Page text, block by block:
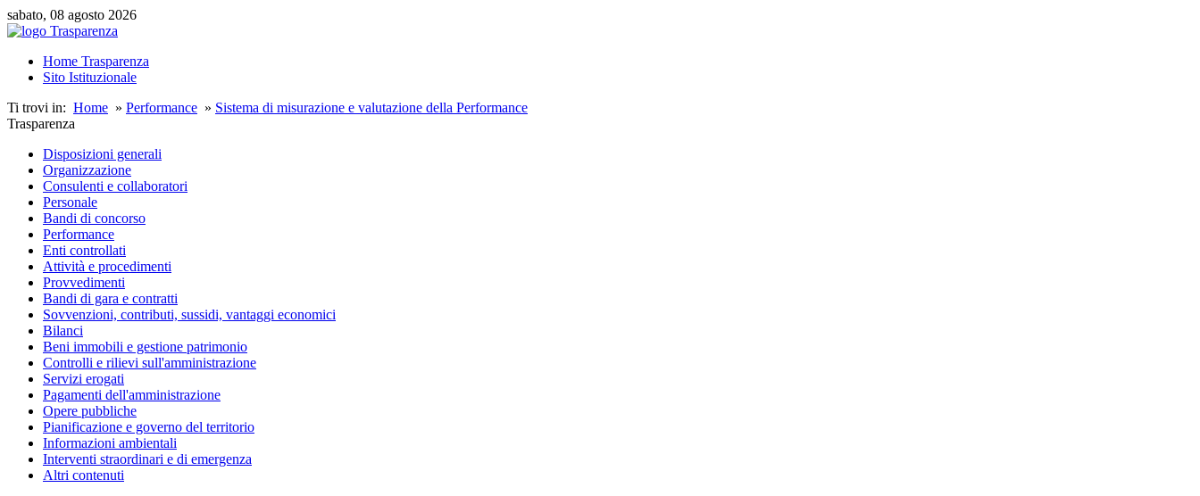
sabato, 08 agosto 2026
Home Trasparenza
Sito Istituzionale
Ti trovi in: Home » Performance » Sistema di misurazione e valutazione della Performance
Trasparenza
Disposizioni generali
Organizzazione
Consulenti e collaboratori
Personale
Bandi di concorso
Performance
Enti controllati
Attività e procedimenti
Provvedimenti
Bandi di gara e contratti
Sovvenzioni, contributi, sussidi, vantaggi economici
Bilanci
Beni immobili e gestione patrimonio
Controlli e rilievi sull'amministrazione
Servizi erogati
Pagamenti dell'amministrazione
Opere pubbliche
Pianificazione e governo del territorio
Informazioni ambientali
Interventi straordinari e di emergenza
Altri contenuti